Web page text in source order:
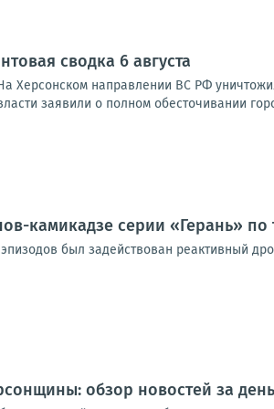
сводка 6 августа
Херсонском направлении ВС РФ
заявили о полном обесточивании
камикадзе серии «Герань»
был задействован реактивный
обзор новостей за